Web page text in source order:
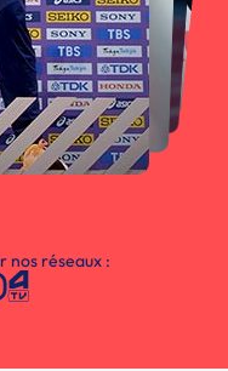
nos réseaux :